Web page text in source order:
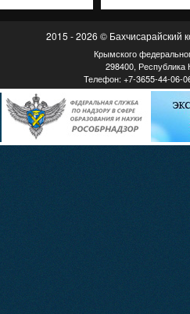
2015 - 2026 © Бахчисарайский
Крымского
298400, Республика
Телефон: +7-3655-44-06-